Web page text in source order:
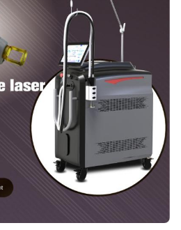
Faltenentfernung,
Support,
Außeneinbau,